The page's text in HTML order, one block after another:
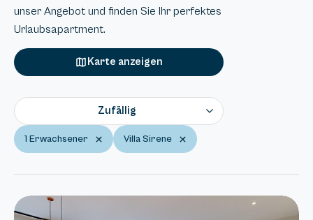
unser Angebot und finden Sie Ihr perfektes
Urlaubsapartment.
Karte anzeigen
1 Erwachsener Villa Sirene
Zufällig